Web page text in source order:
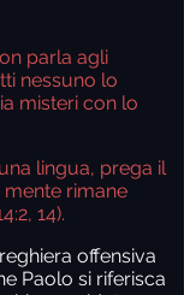
parla agli
nessuno lo
misteri con lo
lingua, prega il
rimane
14).
offensiva
Paolo si riferisca